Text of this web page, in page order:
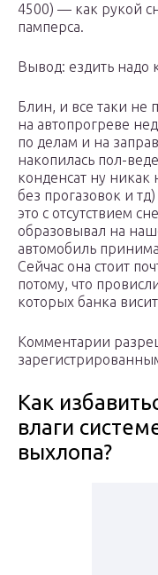
4500) — как рукой
памперса.
Вывод: ездить надо
Блин, и все таки не
на автопрогреве
по делам и на
накопилась пол-
конденсат ну никак
без прогазовок и
это с отсутствием
образовывал на
автомобиль
Сейчас она стоит
потому, что
которых банка
Комментарии
Как
влаги
выхлопа?